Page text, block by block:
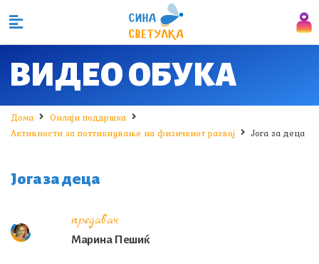
ВИДЕО ОБУКА
Дома
Онлајн поддршка
Активности за поттикнување на физичкиот развој
Јога за деца
Јога за деца
предавач
Марина Пешиќ